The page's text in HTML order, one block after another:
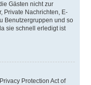
Gästen nicht zur
Private Nachrichten, E-
Benutzergruppen und so
sie schnell erledigt ist
Protection Act of